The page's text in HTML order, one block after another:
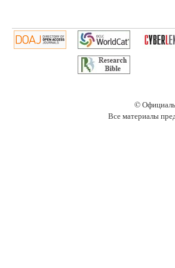
©
Все материалы